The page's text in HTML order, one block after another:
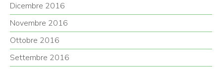
Dicembre 2016
Novembre 2016
Ottobre 2016
Settembre 2016